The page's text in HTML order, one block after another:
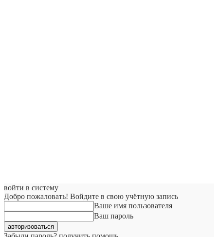
войти в систему
Добро пожаловать! Войдите в свою учётную запись
Ваше имя пользователя
Ваш пароль